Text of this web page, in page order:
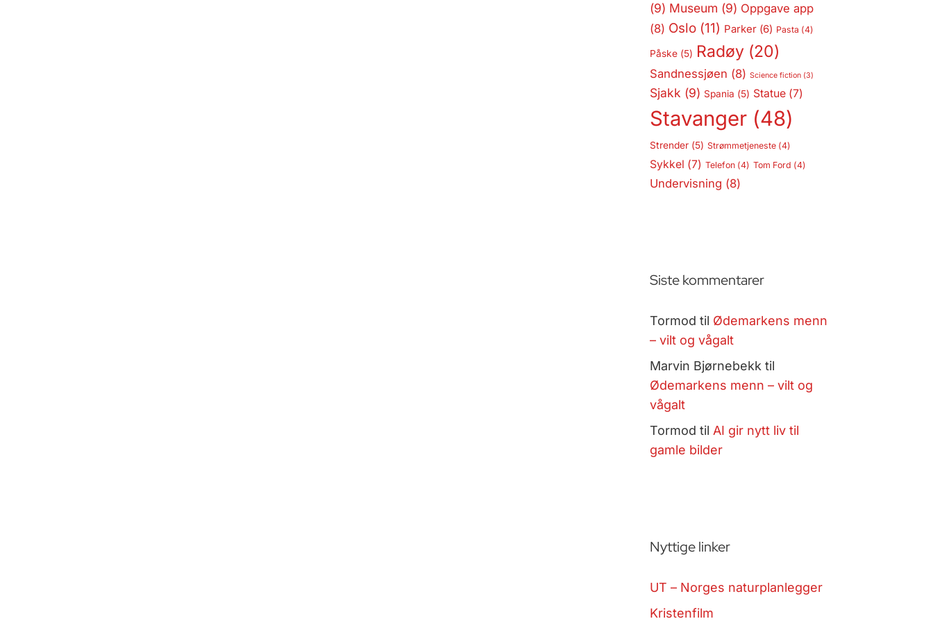
(9) Museum (9) Oppgave app
(8) Oslo(11) Parker(6) Pasta (4)
Påske(5) Radøy(20)
Sandnessjøen (8) Science fiction(3)
Sjakk (9) Spania (5) Statue(7)
Stavanger(48)
Strender(5) Strømmetjeneste(4)
Sykkel (7) Telefon(4) Tom Ford (4)
Undervisning (8)
Siste kommentarer
Tormod til Ødemarkens menn
– vilt og vågalt
Marvin Bjørnebekk til
Ødemarkens menn – vilt og
vågalt
Tormod til AI gir nytt liv til
gamle bilder
Nyttige linker
UT – Norges naturplanlegger
Kristenfilm